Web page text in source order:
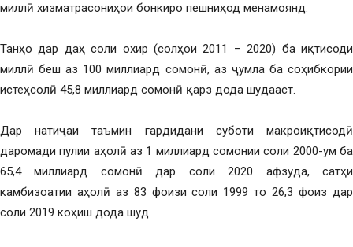
миллӣ хизматрасониҳои бонкиро пешниҳод менамоянд.
Танҳо дар даҳ соли охир (солҳои 2011 – 2020) ба иқтисоди
миллӣ беш аз 100 миллиард сомонӣ, аз ҷумла ба соҳибкории
истеҳсолӣ 45,8 миллиард сомонӣ қарз дода шудааст.
Дар натиҷаи таъмин гардидани суботи макроиқтисодӣ
даромади пулии аҳолӣ аз 1 миллиард сомонии соли 2000-ум ба
65,4 миллиард сомонӣ дар соли 2020 афзуда, сатҳи
камбизоатии аҳолӣ аз 83 фоизи соли 1999 то 26,3 фоиз дар
соли 2019 коҳиш дода шуд.